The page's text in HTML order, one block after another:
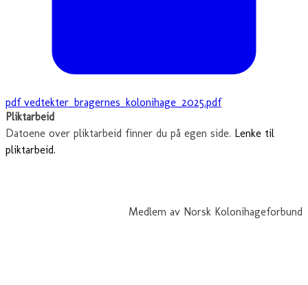
pdf vedtekter_bragernes_kolonihage_2025.pdf
Pliktarbeid
Datoene over pliktarbeid finner du på egen side. Lenke til
pliktarbeid.
Medlem av Norsk Kolonihageforbund